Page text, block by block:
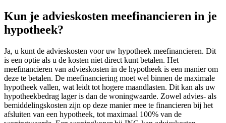
Kun je advieskosten meefinancieren in je
hypotheek?
Ja, u kunt de advieskosten voor uw hypotheek meefinancieren. Dit
is een optie als u de kosten niet direct kunt betalen. Het
meefinancieren van advieskosten in de hypotheek is een manier om
deze te betalen. De meefinanciering moet wel binnen de maximale
hypotheek vallen, wat leidt tot hogere maandlasten. Dit kan als uw
hypotheekbedrag lager is dan de woningwaarde. Zowel advies- als
bemiddelingskosten zijn op deze manier mee te financieren bij het
afsluiten van een hypotheek, tot maximaal 100% van de